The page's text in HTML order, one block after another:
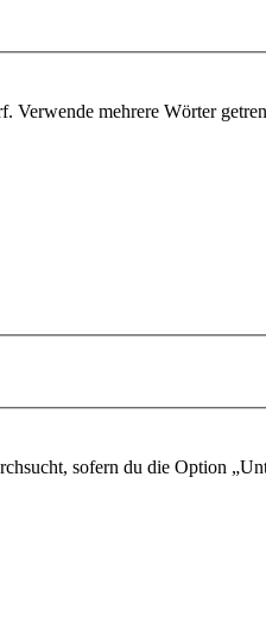
Verwende mehrere Wörter
sofern du die Option